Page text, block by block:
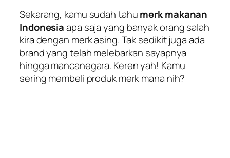
Sekarang, kamu sudah tahumerk makanan
Indonesiaapa saja yang banyak orang salah
kira dengan merk asing. Tak sedikit juga ada
brand yang telah melebarkan sayapnya
hingga mancanegara. Keren yah! Kamu
sering membeli produk merk mana nih?